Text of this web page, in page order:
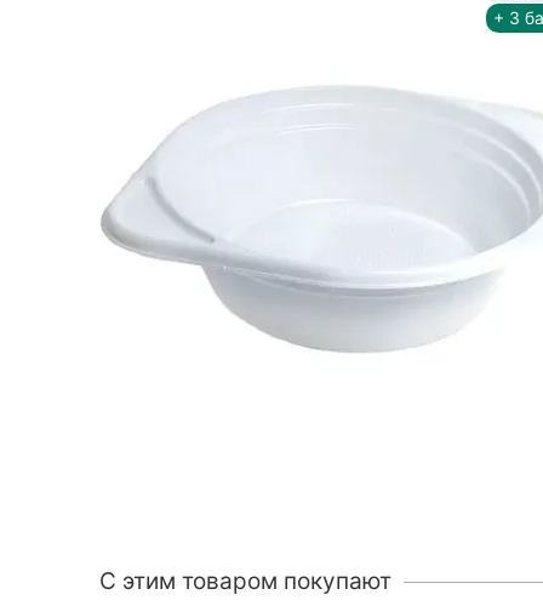
+ 3
C этим товаром покупают